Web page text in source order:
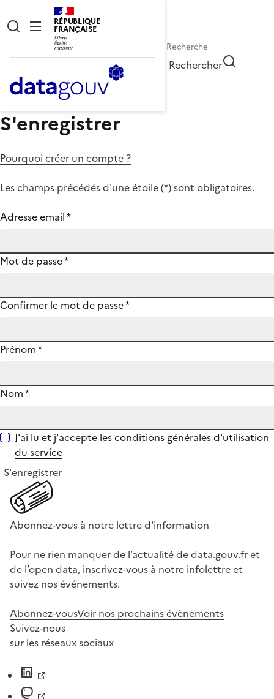
RÉPUBLIQUE
FRANÇAISE
Rechercher
S'enregistrer
Pourquoi créer un compte ?
Les champs précédés d'une étoile (*) sont obligatoires.
Adresse email*
Mot de passe*
Confirmer le mot de passe*
Prénom*
Nom*
J'ai lu et j'accepte les conditions générales d'utilisation
du service
S'enregistrer
Abonnez-vous à notre lettre d'information
Pour ne rien manquer de l’actualité de data.gouv.fr et
de l’open data, inscrivez-vous à notre infolettre et
suivez nos événements.
Abonnez-vousVoir nos prochains évènements
Suivez-nous
sur les réseaux sociaux